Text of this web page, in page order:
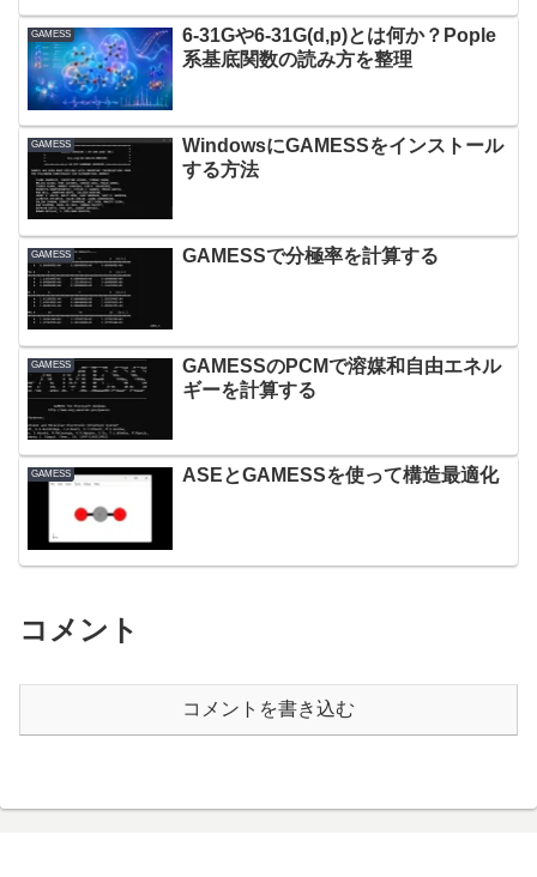
GAMESS
6-31Gや6-31G(d,p)とは何か？Pople
系基底関数の読み方を整理
GAMESS
WindowsにGAMESSをインストール
する方法
GAMESS GAMESSで分極率を計算する
GAMESS
GAMESSのPCMで溶媒和自由エネル
ギーを計算する
GAMESS ASEとGAMESSを使って構造最適化
コメント
コメントを書き込む